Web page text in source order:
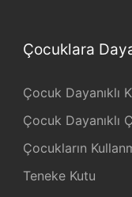
Çocuklara
Çocuk Dayanıklı
Çocuk Dayanıklı
Çocukların
Teneke Kutu